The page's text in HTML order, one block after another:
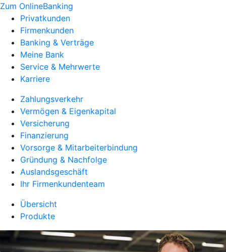
Zum OnlineBanking
Privatkunden
Firmenkunden
Banking & Verträge
Meine Bank
Service & Mehrwerte
Karriere
Zahlungsverkehr
Vermögen & Eigenkapital
Versicherung
Finanzierung
Vorsorge & Mitarbeiterbindung
Gründung & Nachfolge
Auslandsgeschäft
Ihr Firmenkundenteam
Übersicht
Produkte